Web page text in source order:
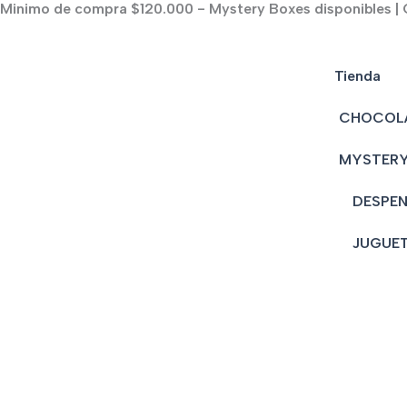
Ir
Minimo de compra $120.000 - Mystery Boxes disponibles
Tienda